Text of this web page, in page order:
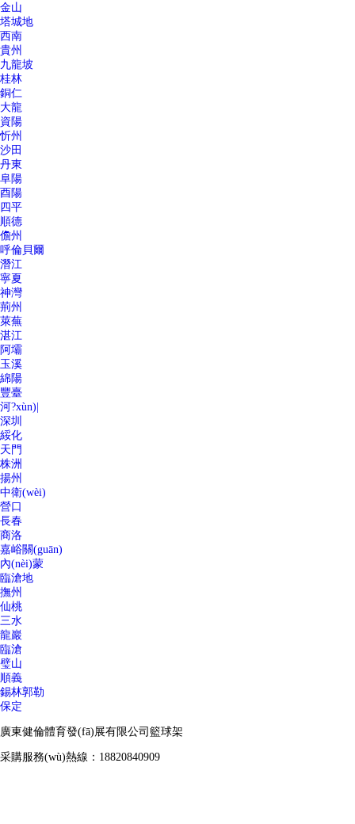
金山
塔城地
西南
貴州
九龍坡
桂林
銅仁
大龍
資陽
忻州
沙田
丹東
阜陽
酉陽
四平
順德
儋州
呼倫貝爾
潛江
寧夏
神灣
荊州
萊蕪
湛江
阿壩
玉溪
綿陽
豐臺
河?xùn)|
深圳
綏化
天門
株洲
揚州
中衛(wèi)
營口
長春
商洛
嘉峪關(guān)
內(nèi)蒙
臨滄地
撫州
仙桃
三水
龍巖
臨滄
璧山
順義
錫林郭勒
保定
廣東健倫體育發(fā)展有限公司籃球架
采購服務(wù)熱線：18820840909